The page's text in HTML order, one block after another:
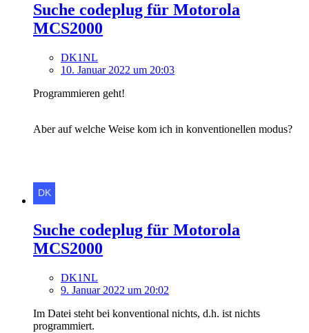
Suche codeplug für Motorola
MCS2000
DK1NL
10. Januar 2022 um 20:03
Programmieren geht!
Aber auf welche Weise kom ich in konventionellen modus?
Suche codeplug für Motorola
MCS2000
DK1NL
9. Januar 2022 um 20:02
Im Datei steht bei konventional nichts, d.h. ist nichts
programmiert.